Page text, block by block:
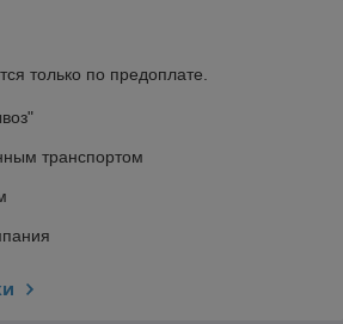
только по предоплате.
транспортом